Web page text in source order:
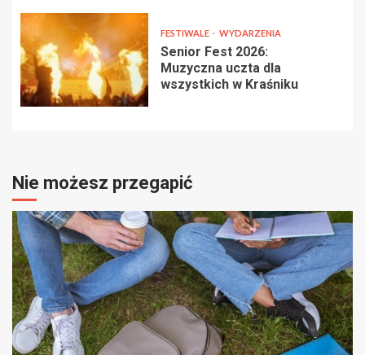
FESTIWALE WYDARZENIA
Senior Fest 2026:
Muzyczna uczta dla
wszystkich w Kraśniku
Nie możesz przegapić